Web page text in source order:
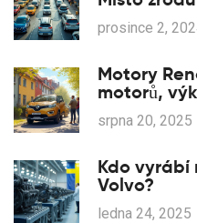
prosince 2,
Motory
motorů,
2025
srpna 20, 2025
Kdo
Volvo?
ledna 24, 2025